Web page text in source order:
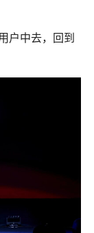
户中去，回到